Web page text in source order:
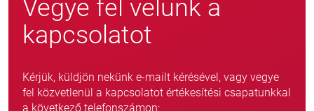
Vegye fel velünk a
kapcsolatot
Kérjük, küldjön nekünk e-mailt kérésével, vagy vegye
fel közvetlenül a kapcsolatot értékesítési csapatunkkal
a következő telefonszámon: